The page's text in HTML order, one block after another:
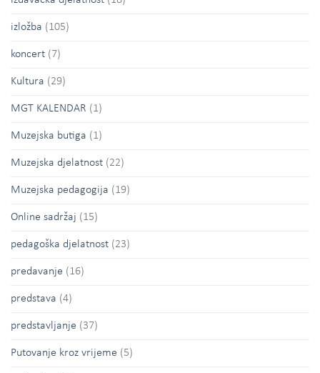
izložba (105)
koncert (7)
Kultura (29)
MGT KALENDAR (1)
Muzejska butiga (1)
Muzejska djelatnost (22)
Muzejska pedagogija (19)
Online sadržaj (15)
pedagoška djelatnost (23)
predavanje (16)
predstava (4)
predstavljanje (37)
Putovanje kroz vrijeme (5)